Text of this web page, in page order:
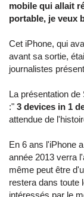
mobile qui allait
portable, je veux
Cet iPhone, qui
avant sa sortie,
journalistes
La présentation
:" 3 devices in 1
attendue de
En 6 ans l'iPhone
année 2013 verra
même peut être
restera dans toute